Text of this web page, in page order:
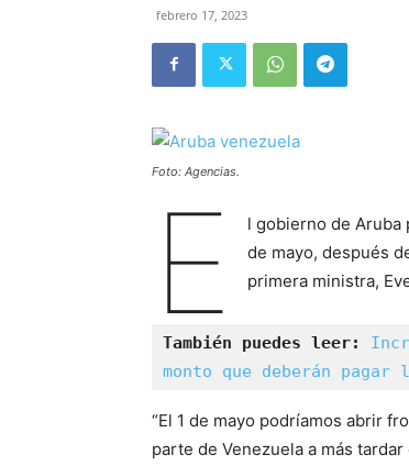
febrero 17, 2023
Foto: Agencias.
E
l gobierno de Aruba
de mayo, después
primera ministra,
También puedes leer:
monto que deberán pagar
“El 1 de mayo podríamos abrir
parte de Venezuela a más